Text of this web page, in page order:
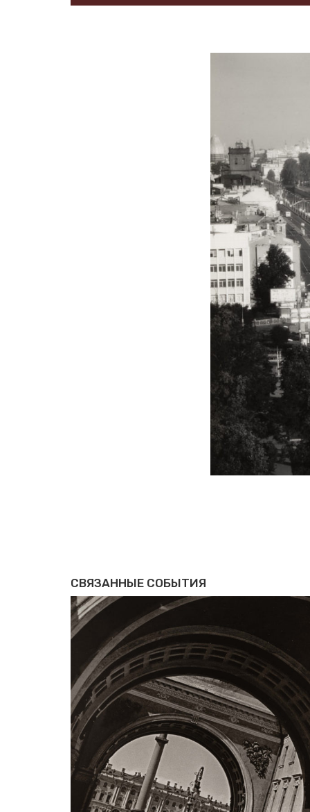
СВЯЗАННЫЕ СОБЫТИЯ